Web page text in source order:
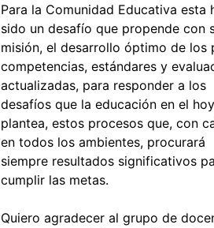
Ó
I
C
O
i
o
Para la Comunidad Educativa esta
sido un desafío que propende con
misión, el desarrollo óptimo de los
competencias, estándares y
actualizadas, para responder a los
desafíos que la educación en el
plantea, estos procesos que, con
en todos los ambientes, procurará
siempre resultados significativos
cumplir las metas.
Quiero agradecer al grupo de